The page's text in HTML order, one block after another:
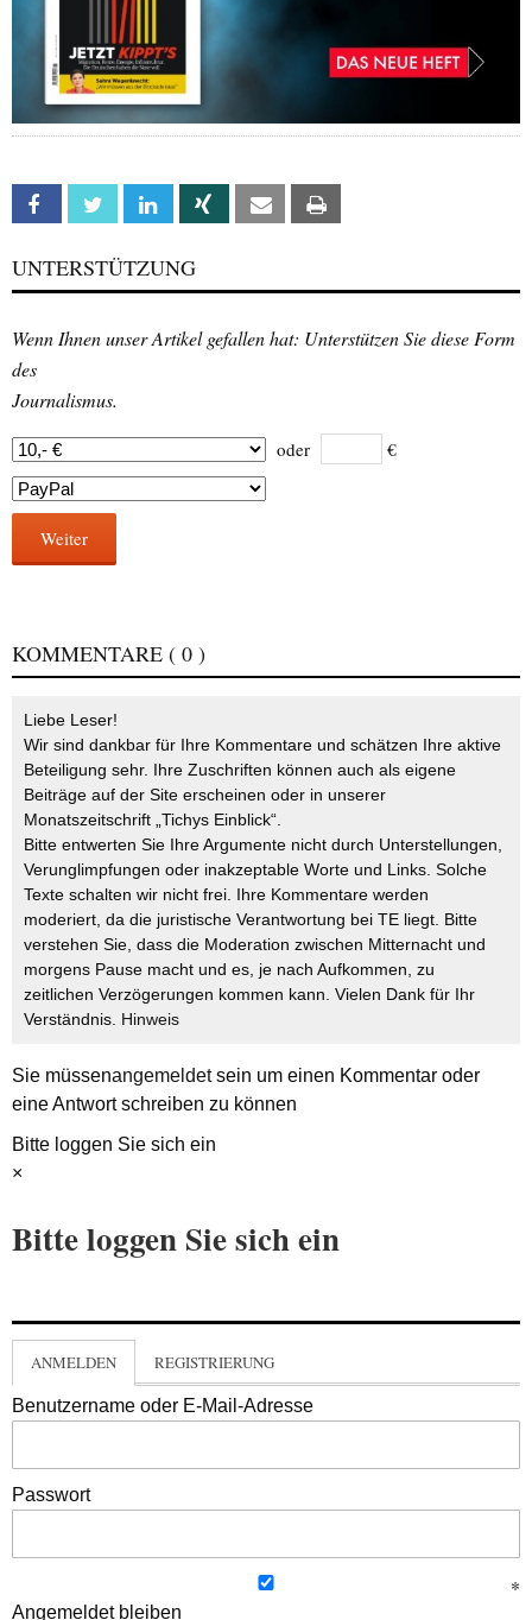
Facebook Twitter Linkedin Xing Email
UNTERSTÜTZUNG
Wenn Ihnen unser Artikel gefallen hat: Unterstützen Sie diese Form
des
Journalismus.
oder €
Weiter
KOMMENTARE ( 0 )
Liebe Leser!
Wir sind dankbar für Ihre Kommentare und schätzen Ihre aktive
Beteiligung sehr. Ihre Zuschriften können auch als eigene
Beiträge auf der Site erscheinen oder in unserer
Monatszeitschrift „Tichys Einblick“.
Bitte entwerten Sie Ihre Argumente nicht durch Unterstellungen,
Verunglimpfungen oder inakzeptable Worte und Links. Solche
Texte schalten wir nicht frei. Ihre Kommentare werden
moderiert, da die juristische Verantwortung bei TE liegt. Bitte
verstehen Sie, dass die Moderation zwischen Mitternacht und
morgens Pause macht und es, je nach Aufkommen, zu
zeitlichen Verzögerungen kommen kann. Vielen Dank für Ihr
Verständnis. Hinweis
Sie müssenangemeldetsein um einen Kommentar oder
eine Antwort schreiben zu können
Bitte loggen Sie sich ein
×
Bitte loggen Sie sich ein
ANMELDEN REGISTRIERUNG
Benutzername oder E-Mail-Adresse
Passwort
Angemeldet bleiben